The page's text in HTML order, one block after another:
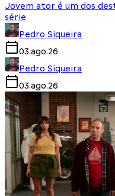
Jovem ator é um dos
série
Pedro Siqueira
03.ago.26
Pedro Siqueira
03.ago.26